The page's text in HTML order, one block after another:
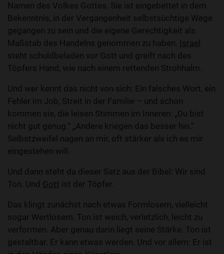
Namen des Volkes Gottes. Sie ist eingebettet in dem
Bekenntnis, in der Vergangenheit selbstsüchtige Wege
gegangen zu sein und die eigene Gerechtigkeit als
Maßstab des Handelns genommen zu haben. Israel
steht schuldbeladen vor Gott und greift nach des
Töpfers Hand, wie nach einem rettenden Strohhalm.
Und wer kennt das nicht von sich: Ein falsches Wort, ein
Fehler im Job, Streit in der Familie – und schon
kommen sie, die leisen Stimmen im Inneren: „Du bist
nicht gut genug.“ „Andere kriegen das besser hin.“
Selbstzweifel nagen an mir, oft stärker als ich es mir
eingestehen will.
Und dann steht da dieser Satz aus der Bibel: Wir sind
Ton. Und Gott ist der Töpfer.
Das klingt zunächst nach etwas Formlosem, vielleicht
sogar Wertlosem. Ton ist weich, verletzlich, leicht zu
verformen. Aber genau darin liegt seine Stärke: Ton ist
gestaltbar. Er kann etwas werden. Und vor allem: Er ist